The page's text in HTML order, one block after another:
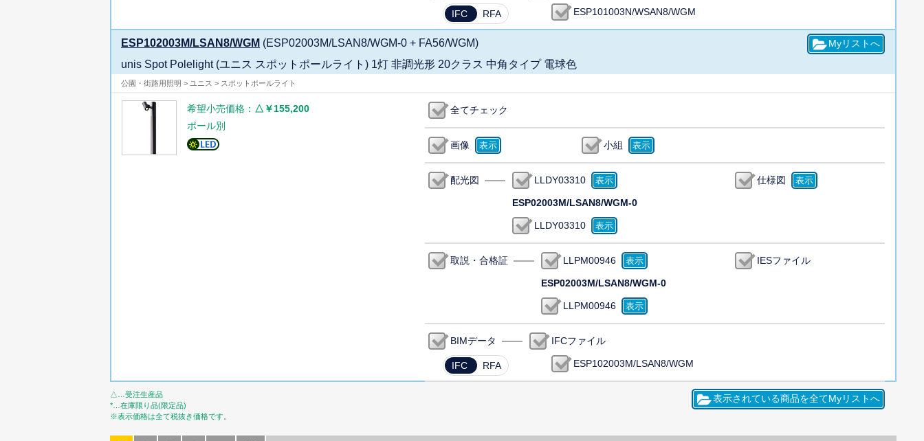
IFC RFA ESP101003N/WSAN8/WGM
ESP102003M/LSAN8/WGM (ESP02003M/LSAN8/WGM-0 + FA56/WGM)
unis Spot Polelight (ユニス スポットポールライト) 1灯 非調光形 20クラス 中角タイプ 電球色
公園・街路用照明 > ユニス > スポットポールライト
希望小売価格： △￥155,200
ポール別
全てチェック
画像 小組
配光図 LLDY03310
ESP02003M/LSAN8/WGM-0
LLDY03310
仕様図
取説・合格証 LLPM00946
ESP02003M/LSAN8/WGM-0
LLPM00946
IESファイル
BIMデータ
IFC RFA
IFCファイル
ESP102003M/LSAN8/WGM
△…受注生産品
*…在庫限り品(限定品)
※表示価格は全て税抜き価格です。